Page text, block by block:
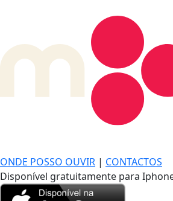
ONDE POSSO OUVIR | CONTACTOS
Disponível gratuitamente para